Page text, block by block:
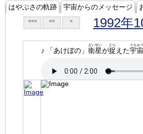
はやぶさの軌跡 宇宙からのメッセージ
<<< << < 1992年
♪ 「あけぼの」 衛星
えいせい
が捉
とら
えた宇宙
うちゅう